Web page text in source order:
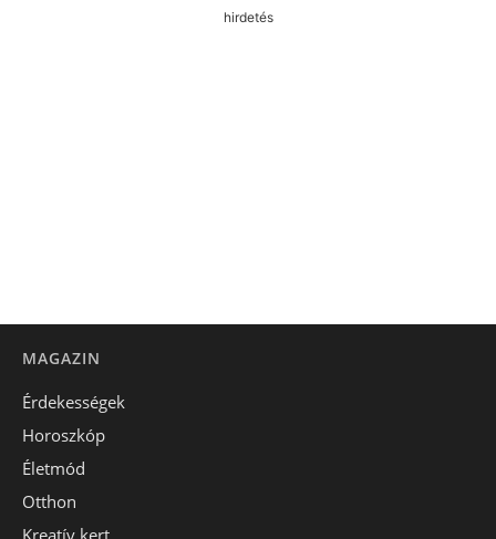
hirdetés
MAGAZIN
Érdekességek
Horoszkóp
Életmód
Otthon